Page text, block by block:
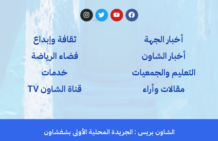
أخبار الجهة
أخبار الشاون
التعليم والجمعيات
مقالات وأراء
ثقافة وإبداع
فضاء الرياضة
خدمات
قناة الشاون TV
الشاون بريس : الجريدة المحلية الأولى بشفشاون